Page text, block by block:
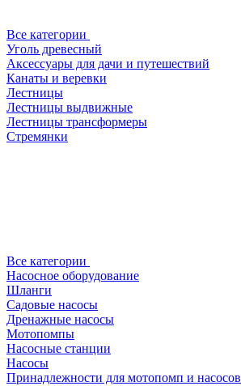
Все категории
Уголь древесный
Аксессуары для дачи и путешествий
Канаты и веревки
Лестницы
Лестницы выдвижные
Лестницы трансформеры
Стремянки
Все категории
Насосное оборудование
Шланги
Садовые насосы
Дренажные насосы
Мотопомпы
Насосные станции
Насосы
Принадлежности для мотопомп и насосов